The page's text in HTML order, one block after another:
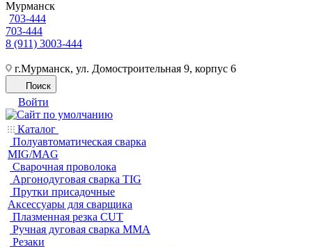
Мурманск
703-444
703-444
8 (911) 3003-444
г.Мурманск, ул. Домостроительная 9, корпус 6
Поиск
Войти
Каталог
Полуавтоматическая сварка
MIG/MAG
Cварочная проволока
Аргонодуговая сварка TIG
Прутки присадочные
Аксессуары для сварщика
Плазменная резка CUT
Ручная дуговая сварка MMA
Резаки